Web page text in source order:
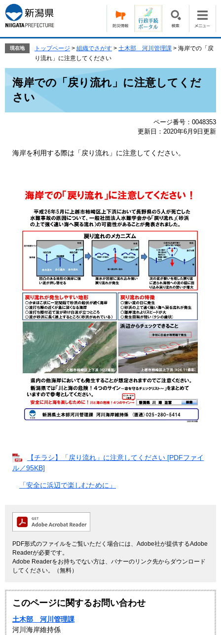
ー
ジ
の
で
す。
ニ
ュ
ー
ば
現在地 トップページ > 組織でさがす > 土木部 河川管理課 > 海岸での「戻
り流れ」に注意してください
海岸での「戻り流れ」に注意してくだ
さい
ページ番号：0048353
更新日：2020年6月9日更新
海岸を利用する際は「戻り流れ」に注意してください。
【チラシ】「戻り流れ」に注意してください [PDFファイ
ル／95KB]
「安全に浜辺で楽しむために」
PDF形式のファイルをご覧いただく場合には、Adobe社が提供するAdobe
Readerが必要です。
Adobe Readerをお持ちでない方は、バナーのリンク先からダウンロード
してください。（無料）
このページに関するお問い合わせ
土木部 河川管理課
河川海岸維持係